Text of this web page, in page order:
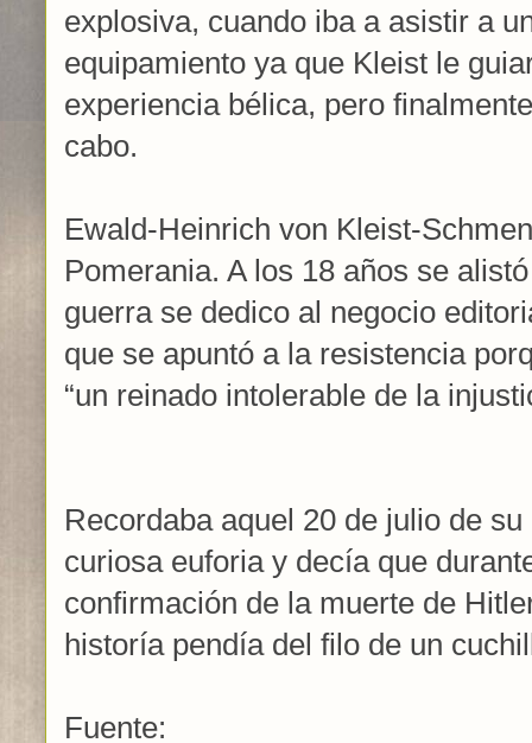
explosiva, cuando iba a asistir a
equipamiento ya que Kleist le
experiencia bélica, pero
cabo.
Ewald-Heinrich von Kleist-
Pomerania. A los 18 años se
guerra se dedico al negocio
que se apuntó a la resistencia
“un reinado intolerable de la
Recordaba aquel 20 de julio de
curiosa euforia y decía que
confirmación de la muerte de
historía pendía del filo de un
Fuente: